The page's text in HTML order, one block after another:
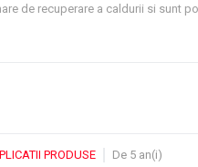
de recuperare a caldurii si sunt
in 5 dimensiuni: DUPLEX 650 Flexi;
PRODUSE De 5 an(i)